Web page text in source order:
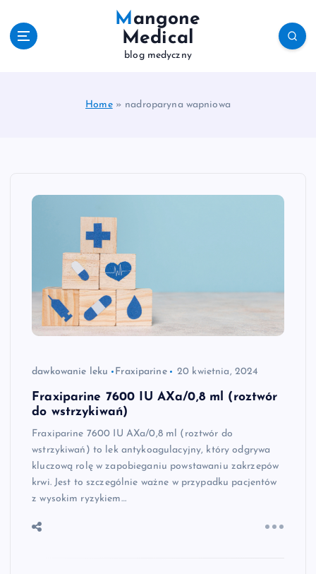
Mangone
Medical
blog medyczny
Home» nadroparyna wapniowa
dawkowanie leku Fraxiparine 20 kwietnia, 2024
Fraxiparine 7600 IU AXa/0,8 ml (roztwór
do wstrzykiwań)
Fraxiparine 7600 IU AXa/0,8 ml (roztwór do
wstrzykiwań) to lek antykoagulacyjny, który odgrywa
kluczową rolę w zapobieganiu powstawaniu zakrzepów
krwi. Jest to szczególnie ważne w przypadku pacjentów
z wysokim ryzykiem…